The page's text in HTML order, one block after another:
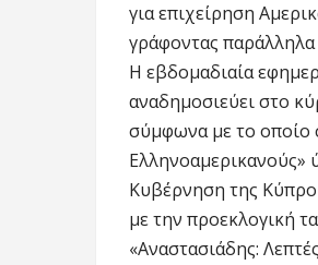
για επιχείρηση
γράφοντας παράλληλα
Η εβδομαδιαία
αναδημοσιεύει στο
σύμφωνα με το οποίο
Κυβέρνηση της
με την προεκλογική
«Αναστασιάδης: